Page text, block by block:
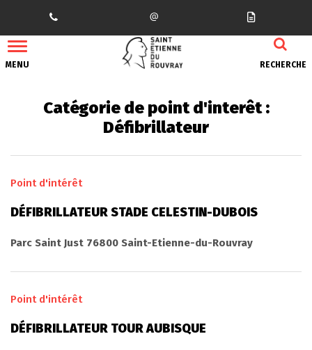
MENU RECHERCHE
Catégorie de point d'interêt :
Défibrillateur
Point d'intérêt
DÉFIBRILLATEUR STADE CELESTIN-DUBOIS
Parc Saint Just 76800 Saint-Etienne-du-Rouvray
Point d'intérêt
DÉFIBRILLATEUR TOUR AUBISQUE